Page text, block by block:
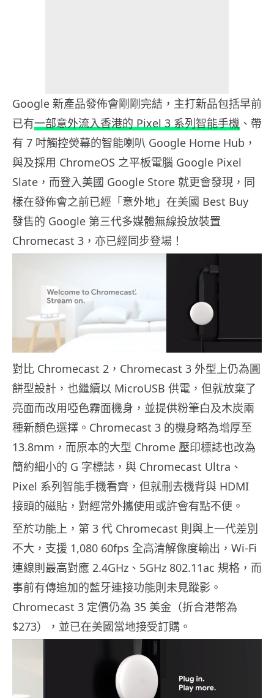
Google 新產品發佈會剛剛完結，主打新品包括早前
已有一部意外流入香港的 Pixel 3 系列智能手機 、帶
有 7 吋觸控熒幕的智能喇叭 Google Home Hub，
與及採用 ChromeOS 之平板電腦 Google Pixel
Slate，而登入美國 Google Store 就更會發現，同
樣在發佈會之前已經「意外地」在美國 Best Buy
發售的 Google 第三代多媒體無線投放裝置
Chromecast 3，亦已經同步登場！
對比 Chromecast 2，Chromecast 3 外型上仍為圓
餅型設計，也繼續以 MicroUSB 供電，但就放棄了
亮面而改用啞色霧面機身，並提供粉筆白及木炭兩
種新顏色選擇。Chromecast 3 的機身略為增厚至
13.8mm，而原本的大型 Chrome 壓印標誌也改為
簡約細小的 G 字標誌，與 Chromecast Ultra、
Pixel 系列智能手機看齊，但就刪去機背與 HDMI
接頭的磁貼，對經常外攜使用或許會有點不便。
至於功能上，第 3 代 Chromecast 則與上一代差別
不大，支援 1,080 60fps 全高清解像度輸出，Wi-Fi
連線則最高對應 2.4GHz、5GHz 802.11ac 規格，而
事前有傳追加的藍牙連接功能則未見蹤影。
Chromecast 3 定價仍為 35 美金（折合港幣為
$273），並已在美國當地接受訂購。